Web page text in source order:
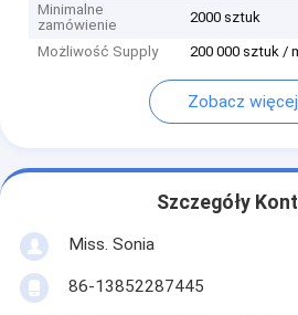
Minimalne
zamówienie
2000 sztuk
Możliwość Supply 200 000 sztuk /
Zobacz więcej
Szczegóły
Miss. Sonia
86-13852287445